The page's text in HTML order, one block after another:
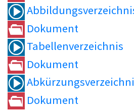
Dokument
Tabellenverzeichnis
Dokument
Dokument